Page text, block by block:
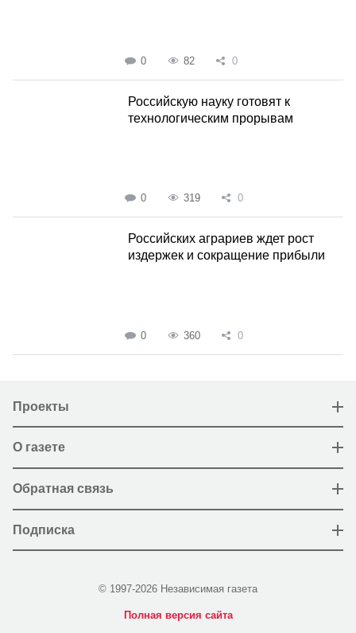
0 82 0
Российскую науку готовят к
технологическим прорывам
0 319 0
Российских аграриев ждет рост
издержек и сокращение прибыли
0 360 0
Проекты
О газете
Обратная связь
Подписка
© 1997-2026 Независимая газета
Полная версия сайта